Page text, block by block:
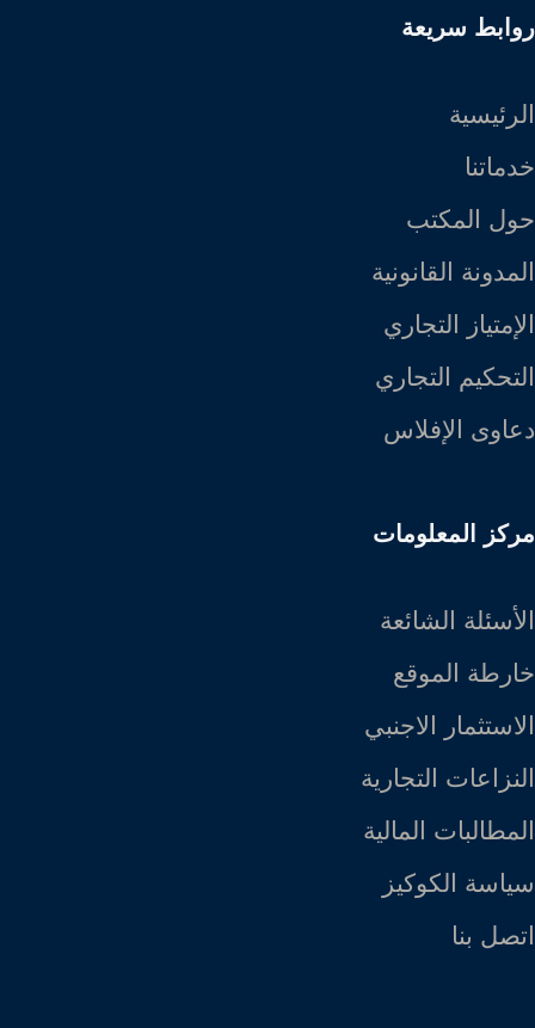
روابط سريعة
الرئيسية
خدماتنا
حول المكتب
المدونة القانونية
الإمتياز التجاري
التحكيم التجاري
دعاوى الإفلاس
مركز المعلومات
الأسئلة الشائعة
خارطة الموقع
الاستثمار الاجنبي
النزاعات التجارية
المطالبات المالية
سياسة الكوكيز
اتصل بنا